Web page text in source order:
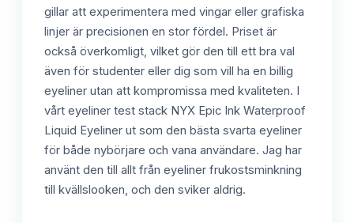
gillar att experimentera med vingar eller grafiska
linjer är precisionen en stor fördel. Priset är
också överkomligt, vilket gör den till ett bra val
även för studenter eller dig som vill ha en billig
eyeliner utan att kompromissa med kvaliteten. I
vårt eyeliner test stack NYX Epic Ink Waterproof
Liquid Eyeliner ut som den bästa svarta eyeliner
för både nybörjare och vana användare. Jag har
använt den till allt från eyeliner frukostsminkning
till kvällslooken, och den sviker aldrig.